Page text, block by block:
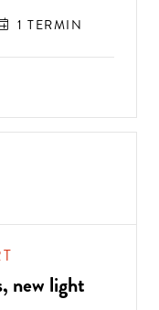
1 TERMIN
new light